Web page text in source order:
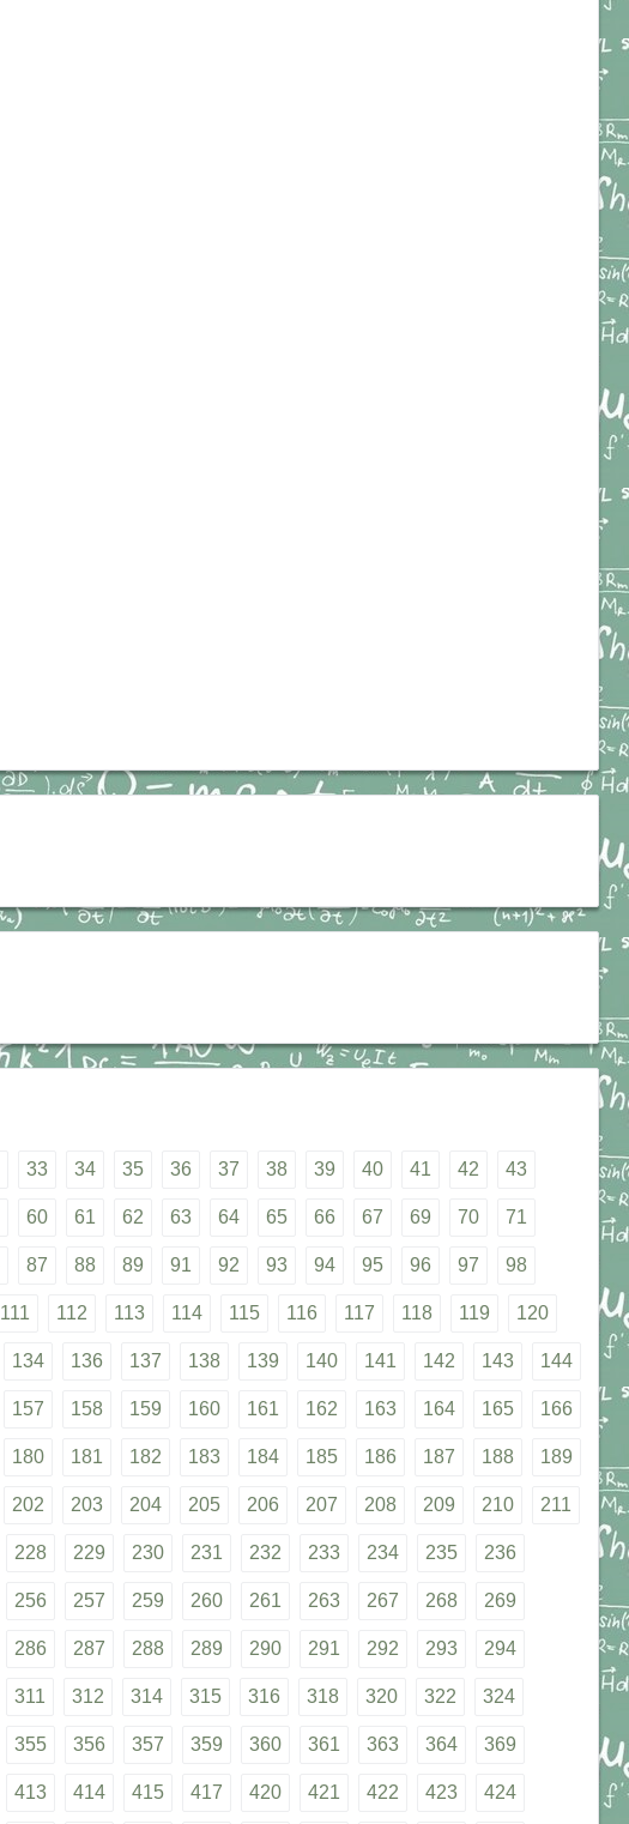
33 34 35 36 37 38 39 40 41 42 43
60 61 62 63 64 65 66 67 69 70 71
87 88 89 91 92 93 94 95 96 97 98
111 112 113 114 115 116 117 118 119 120
134 136 137 138 139 140 141 142 143 144
157 158 159 160 161 162 163 164 165 166
180 181 182 183 184 185 186 187 188 189
202 203 204 205 206 207 208 209 210 211
228 229 230 231 232 233 234 235 236
256 257 259 260 261 263 267 268 269
286 287 288 289 290 291 292 293 294
311 312 314 315 316 318 320 322 324
355 356 357 359 360 361 363 364 369
413 414 415 417 420 421 422 423 424